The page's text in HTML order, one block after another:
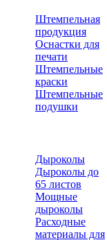
Штемпельная
продукция
Оснастки для
печати
Штемпельные
краски
Штемпельные
подушки
Дыроколы
Дыроколы до
65 листов
Мощные
дыроколы
Расходные
материалы для